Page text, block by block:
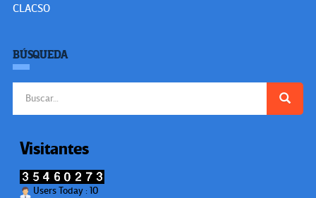
CLACSO
BÚSQUEDA
Visitantes
Users Today : 10